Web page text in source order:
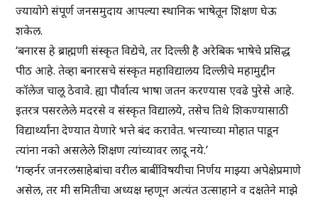
ज्यायोगे संपूर्ण जनसमुदाय आपल्या स्थानिक भाषेतून शिक्षण घेऊ
शकेल.
‘बनारस हे ब्राह्मणी संस्कृत विद्येचे, तर दिल्ली है अरेबिक भाषेचे प्रसिद्ध
पीठ आहे. तेव्हा बनारसचे संस्कृत महाविद्यालय दिल्लीचे महामुद्दीन
कॉलेज चालू ठेवावे. ह्या पौर्वात्य भाषा जतन करण्यास एवढे पुरेसे आहे.
इतरत्र पसरलेले मदरसे व संस्कृत विद्यालये, तसेच तिथे शिकण्यासाठी
विद्यार्थ्यांना देण्यात येणारे भत्ते बंद करावेत. भत्त्याच्या मोहात पाडून
त्यांना नको असलेले शिक्षण त्यांच्यावर लादू नये.’
‘गव्हर्नर जनरलसाहेबांचा वरील बाबींविषयीचा निर्णय माझ्या अपेक्षेप्रमाणे
असेल, तर मी समितीचा अध्यक्ष म्हणून अत्यंत उत्साहाने व दक्षतेने माझे